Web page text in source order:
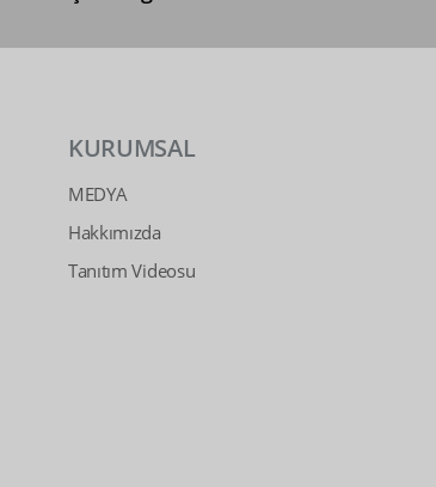
KURUMSAL
MEDYA
Hakkımızda
Tanıtım Videosu